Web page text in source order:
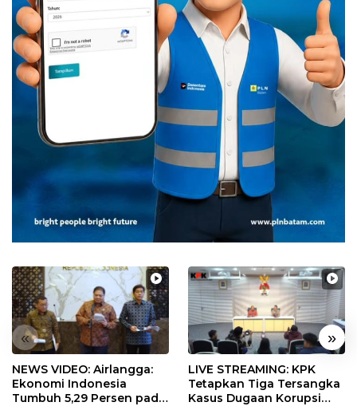
« »
NEWS VIDEO: Airlangga:
Ekonomi Indonesia
Tumbuh 5,29 Persen pada
LIVE STREAMING: KPK
Tetapkan Tiga Tersangka
Kasus Dugaan Korupsi